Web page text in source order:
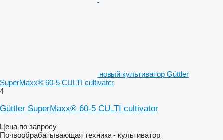
новый культиватор Güttler
SuperMaxx® 60-5 CULTI cultivator
4
Güttler SuperMaxx® 60-5 CULTI cultivator
Цена по запросу
Почвообрабатывающая техника - культиватор